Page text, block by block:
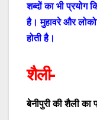
शब्दों का भी प्रयोग
है। मुहावरे और
होती है।
शैली-
बेनीपुरी की शैली